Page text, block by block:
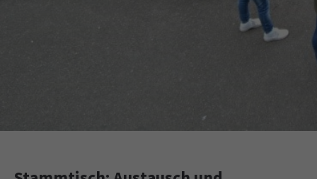
info@yourdomain.com
About us